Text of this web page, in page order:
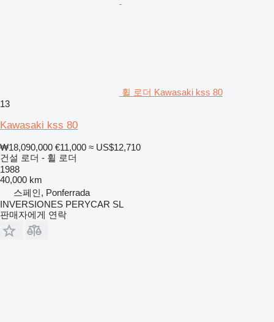
휠 로더 Kawasaki kss 80
13
Kawasaki kss 80
₩18,090,000 €11,000 ≈ US$12,710
건설 로더 - 휠 로더
1988
40,000 km
스페인, Ponferrada
INVERSIONES PERYCAR SL
판매자에게 연락